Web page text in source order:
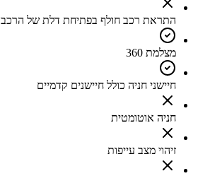
התראת רכב חולף בפתיחת דלת של הרכב
מצלמת 360
חיישני חניה כולל חיישנים קדמיים
חניה אוטומטית
זיהוי מצב עייפות